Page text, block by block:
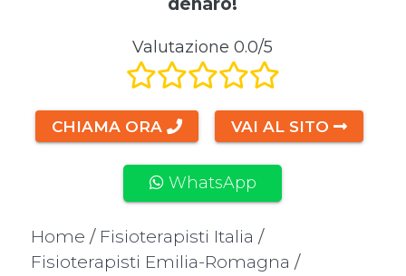
Valutazione 0.0/5
CHIAMA ORA VAI AL SITO
WhatsApp
Home / Fisioterapisti Italia /
Fisioterapisti Emilia-Romagna /